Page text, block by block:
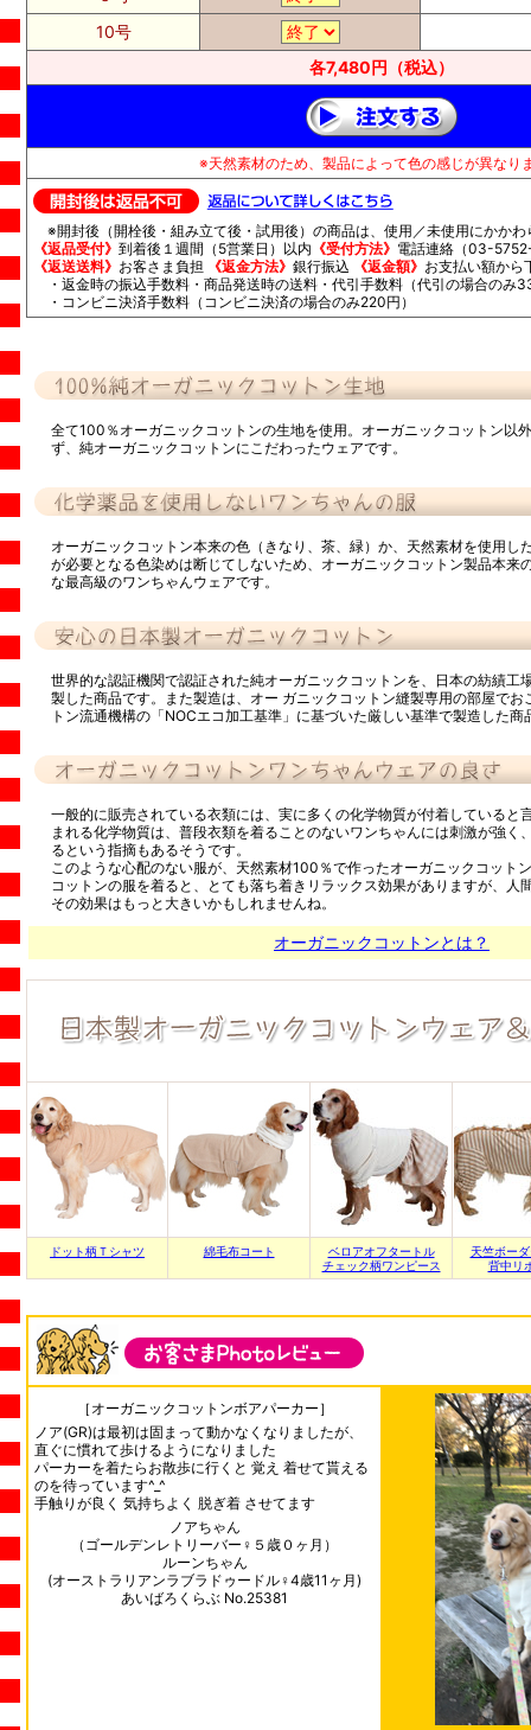
10号
各7,480円（税込）
※天然素材のため、製品によって色の感じが異なり
※開封後（開栓後・組み立て後・試用後）の商品は、使用／未使用にかかわ
《返品受付》 到着後１週間（5営業日）以内 《受付方法》 電話連絡（03-
《返送送料》 お客さま負担 《返金方法》 銀行振込 《返金額》 お支払い額から
・返金時の振込手数料・商品発送時の送料・代引手数料（代引の場合のみ
・コンビニ決済手数料（コンビニ決済の場合のみ220円）
全て100％オーガニックコットンの生地を使用。オーガニックコットン以
ず、純オーガニックコットンにこだわったウェアです。
オーガニックコットン本来の色（きなり、茶、緑）か、天然素材を使用し
が必要となる色染めは断じてしないため、オーガニックコットン製品本来
な最高級のワンちゃんウェアです。
世界的な認証機関で認証された純オーガニックコットンを、日本の紡績工
製した商品です。また製造は、オー ガニックコットン縫製専用の部屋で
トン流通機構の「NOCエコ加工基準」に基づいた厳しい基準で製造した商
一般的に販売されている衣類には、実に多くの化学物質が付着していると
まれる化学物質は、普段衣類を着ることのないワンちゃんには刺激が強く
るという指摘もあるそうです。
このような心配のない服が、天然素材100％で作ったオーガニックコット
コットンの服を着ると、とても落ち着きリラックス効果がありますが、人
その効果はもっと大きいかもしれませんね。
オーガニックコットンとは？
ドット柄Ｔシャツ 綿毛布コート
ベロアオフタートル
チェック柄ワンピース
天竺ボー
背中リ
［オーガニックコットンボアパーカー］
ノア(GR)は最初は固まって動かなくなりましたが、
直ぐに慣れて歩けるようになりました
パーカーを着たらお散歩に行くと 覚え 着せて貰える
のを待っています^_^
手触りが良く 気持ちよく 脱ぎ着 させてます
ノアちゃん
（ゴールデンレトリーバー♀５歳０ヶ月）
ルーンちゃん
(オーストラリアンラブラドゥードル♀4歳11ヶ月)
あいばろくらぶ No.25381